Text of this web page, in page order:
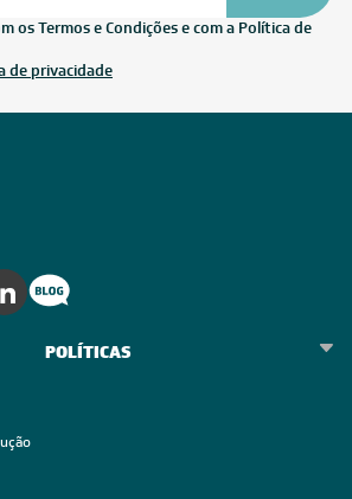
os Termos e Condições e com a Política de
de privacidade
POLÍTICAS